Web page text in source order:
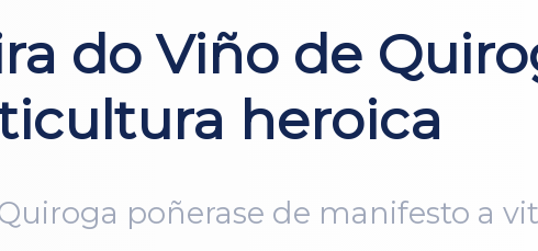
do Viño de
heroica
poñerase de manifesto a